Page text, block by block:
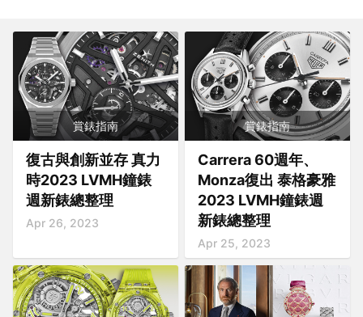
賞錶指南
復古與創新並存 真力
時2023 LVMH鐘錶
週新錶總整理
Apr 26, 2023
賞錶指南
Carrera 60週年、
Monza復出 泰格豪雅
2023 LVMH鐘錶週
新錶總整理
Apr 25, 2023